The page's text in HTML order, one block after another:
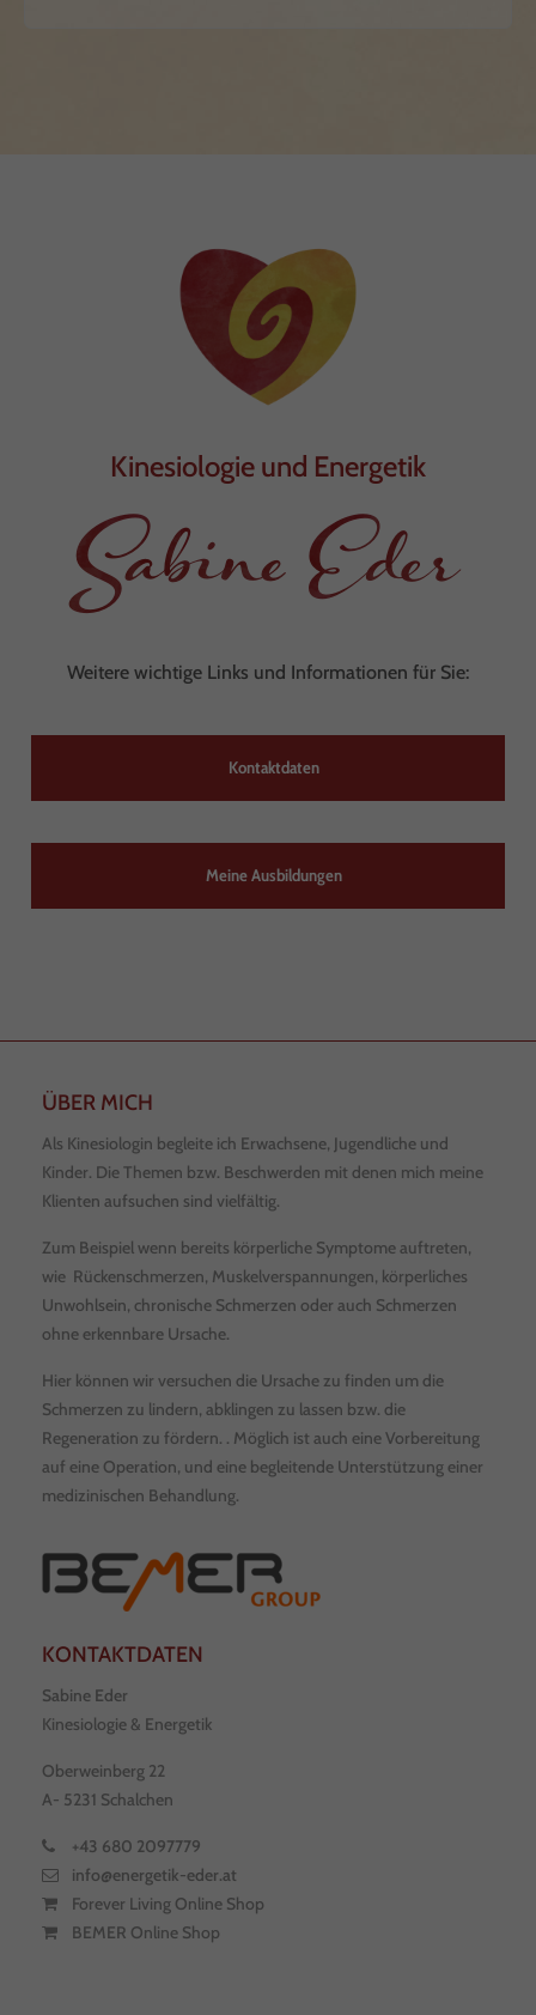
Kinesiologie und Energetik
Sabine Eder
Weitere wichtige Links und Informationen für Sie:
Meine Ausbildungen
Kontaktdaten
ÜBER MICH
Als Kinesiologin begleite ich Erwachsene, Jugendliche und
Kinder. Die Themen bzw. Beschwerden mit denen mich meine
Klienten aufsuchen sind vielfältig.
Zum Beispiel wenn bereits körperliche Symptome auftreten,
wie Rückenschmerzen, Muskelverspannungen, körperliches
Unwohlsein, chronische Schmerzen oder auch Schmerzen
ohne erkennbare Ursache.
Hier können wir versuchen die Ursache zu finden um die
Schmerzen zu lindern, abklingen zu lassen bzw. die
Regeneration zu fördern. . Möglich ist auch eine Vorbereitung
auf eine Operation, und eine begleitende Unterstützung einer
medizinischen Behandlung.
KONTAKTDATEN
Sabine Eder
Kinesiologie & Energetik
Oberweinberg 22
A- 5231 Schalchen
+43 680 2097779
info@energetik-eder.at
Forever Living Online Shop
BEMER Online Shop